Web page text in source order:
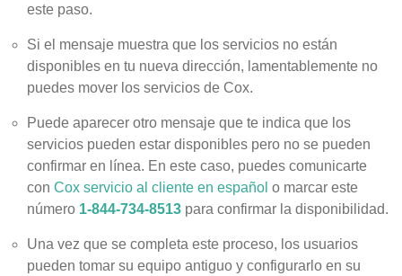
este paso.
Si el mensaje muestra que los servicios no están
disponibles en tu nueva dirección, lamentablemente no
puedes mover los servicios de Cox.
Puede aparecer otro mensaje que te indica que los
servicios pueden estar disponibles pero no se pueden
confirmar en línea. En este caso, puedes comunicarte
con Cox servicio al cliente en español o marcar este
número 1-844-734-8513 para confirmar la disponibilidad.
Una vez que se completa este proceso, los usuarios
pueden tomar su equipo antiguo y configurarlo en su